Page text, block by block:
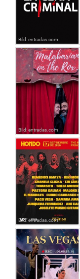
Bild: entradas.com
Bild: entradas.com
Bild: entradas.com